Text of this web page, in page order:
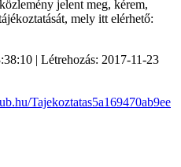
jelent meg, kérem,
mely itt elérhető:
| Létrehozás: 2017-11-23
Tajekoztatas5a169470ab9ee